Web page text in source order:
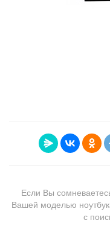
Если Вы
Вашей моделью
с